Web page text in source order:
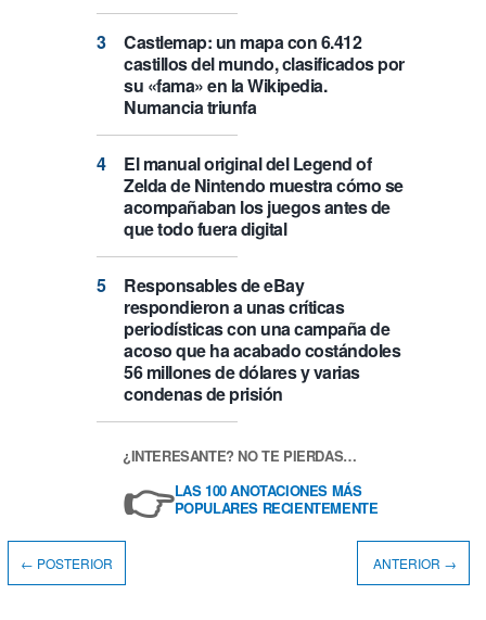
Castlemap: un mapa con 6.412
castillos del mundo, clasificados por
su «fama» en la Wikipedia.
Numancia triunfa
El manual original del Legend of
Zelda de Nintendo muestra cómo se
acompañaban los juegos antes de
que todo fuera digital
Responsables de eBay
respondieron a unas críticas
periodísticas con una campaña de
acoso que ha acabado costándoles
56 millones de dólares y varias
condenas de prisión
¿INTERESANTE? NO TE PIERDAS…
👉LAS 100 ANOTACIONES MÁS
POPULARES RECIENTEMENTE
← POSTERIOR ANTERIOR →